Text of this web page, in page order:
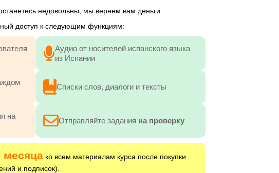
недовольны, мы вернем вам деньги.
доступ к следующим функциям:
Аудио от носителей испанского языка
из Испании
Списки слов, диалоги и тексты
на
Отправляйте задания на проверку
месяцако всем материалам курса после покупки
и подписок).